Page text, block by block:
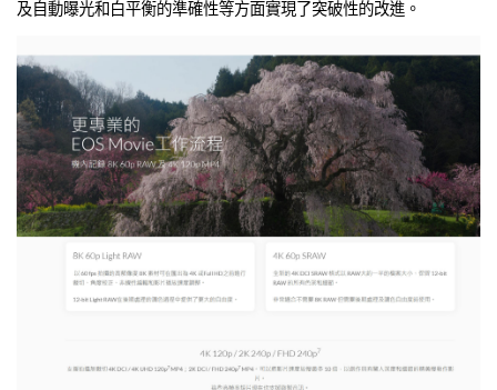
及自動曝光和白平衡的準確性等方面實現了突破性的改進。